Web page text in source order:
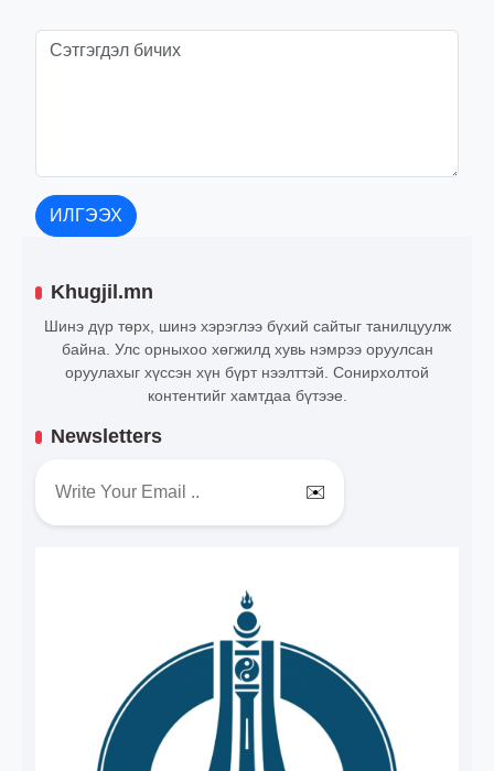
ИЛГЭЭХ
Khugjil.mn
Шинэ дүр төрх, шинэ хэрэглээ бүхий сайтыг танилцуулж
байна. Улс орныхоо хөгжилд хувь нэмрээ оруулсан
оруулахыг хүссэн хүн бүрт нээлттэй. Сонирхолтой
контентийг хамтдаа бүтээе.
Newsletters
✉️